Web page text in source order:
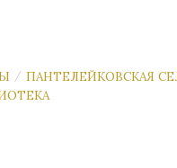
/ ПАНТЕЛЕЙКОВСКАЯ